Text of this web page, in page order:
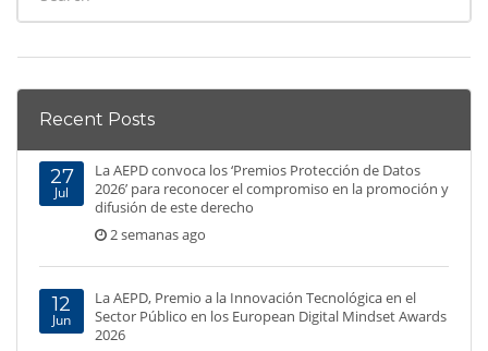
Recent Posts
27
Jul
La AEPD convoca los ‘Premios Protección de Datos
2026’ para reconocer el compromiso en la promoción y
difusión de este derecho
2 semanas ago
12
Jun
La AEPD, Premio a la Innovación Tecnológica en el
Sector Público en los European Digital Mindset Awards
2026